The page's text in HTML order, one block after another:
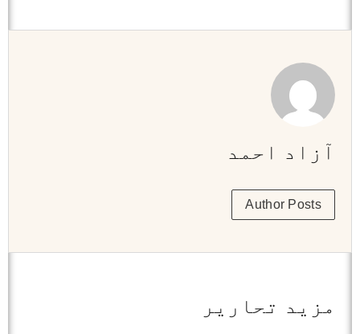
آزاد احمد
Author Posts
مزید تحاریر